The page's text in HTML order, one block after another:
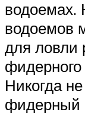
водоемах.
водоемов
для
Никогда
фидерный